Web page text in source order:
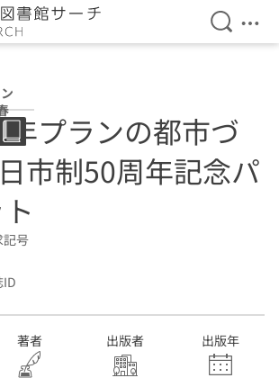
検索を
メ
プランの都市づ
市制50周年記念パ
記号
著者 出版者 出版年